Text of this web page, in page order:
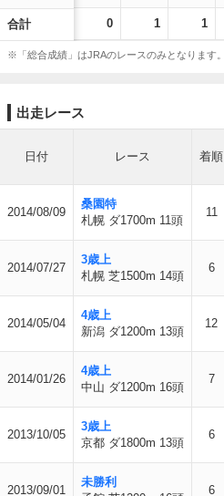
合計 0 1 1
※「総合成績」はJRAのレースのみとなります。
出走レース
日付 レース 着順
2014/08/09
桑園特
札幌 ダ1700m 11頭
11
2014/07/27
3歳上
札幌 芝1500m 14頭
6
2014/05/04
4歳上
新潟 ダ1200m 13頭
12
2014/01/26
4歳上
中山 ダ1200m 16頭
7
2013/10/05
3歳上
京都 ダ1800m 13頭
6
2013/09/01
未勝利
6